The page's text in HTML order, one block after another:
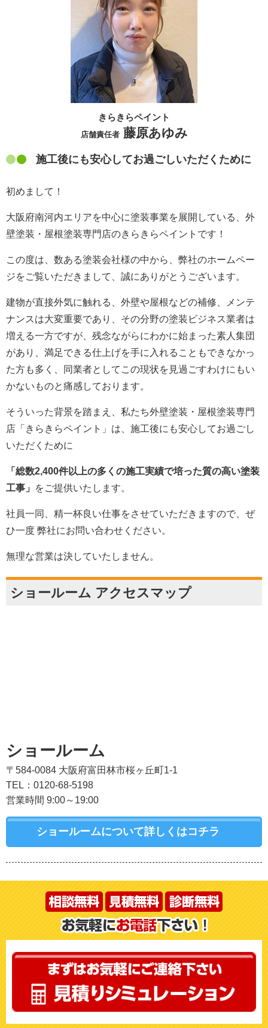
きらきらペイント
店舗責任者藤原あゆみ
施工後にも安心してお過ごしいただくために
初めまして！
大阪府南河内エリアを中心に塗装事業を展開している、外
壁塗装・屋根塗装専門店のきらきらペイントです！
この度は、数ある塗装会社様の中から、弊社のホームペー
ジをご覧いただきまして、誠にありがとうございます。
建物が直接外気に触れる、外壁や屋根などの補修、メンテ
ナンスは大変重要であり、その分野の塗装ビジネス業者は
増える一方ですが、残念ながらにわかに始まった素人集団
があり、満足できる仕上げを手に入れることもできなかっ
た方も多く、同業者としてこの現状を見過ごすわけにもい
かないものと痛感しております。
そういった背景を踏まえ、私たち外壁塗装・屋根塗装専門
店「きらきらペイント」は、施工後にも安心してお過ごし
いただくために
「総数2,400件以上の多くの施工実績で培った質の高い塗装
工事」
をご提供いたします。
社員一同、精一杯良い仕事をさせていただきますので、ぜ
ひ一度 弊社にお問い合わせください。
無理な営業は決していたしません。
ショールーム アクセスマップ
ショールーム
〒584-0084 大阪府富田林市桜ヶ丘町1-1
TEL：0120-68-5198
営業時間 9:00～19:00
ショールームについて詳しくはコチラ